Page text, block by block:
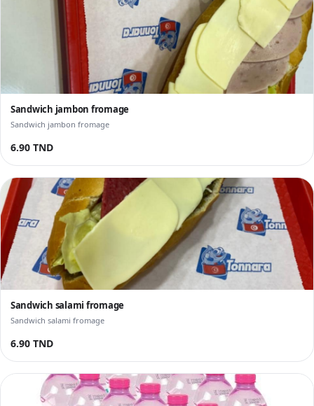
Sandwich jambon fromage
Sandwich jambon fromage
6.90 TND
Sandwich salami fromage
Sandwich salami fromage
6.90 TND